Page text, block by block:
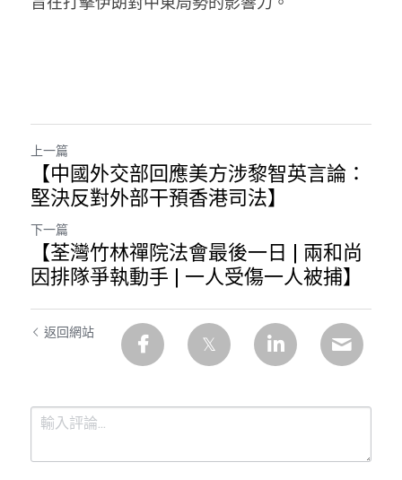
陳子遷律師專欄
張美雄專欄
莊豪鋒專欄
香港科技專上書院｜專欄
上一篇
【中國外交部回應美方涉黎智英言論：
堅決反對外部干預香港司法】
下一篇
【荃灣竹林禪院法會最後一日 | 兩和尚
因排隊爭執動手 | 一人受傷一人被捕】
返回網站